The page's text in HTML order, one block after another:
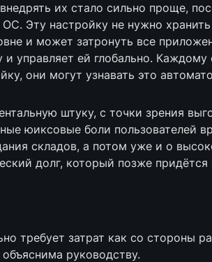
их стало сильно проще,
Эту настройку не нужно
и может затронуть все
управляет ей глобально.
они могут узнавать это
штуку, с точки зрения
юиксовые боли пользователей
складов, а потом уже и о
долг, который позже придётся
требует затрат как со стороны
руководству.